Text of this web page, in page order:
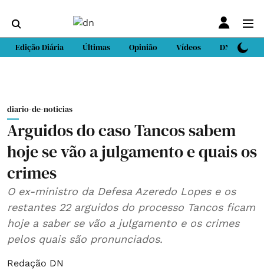
Edição Diária Últimas Opinião Vídeos DN Sport
diario-de-noticias
Arguidos do caso Tancos sabem
hoje se vão a julgamento e quais os
crimes
O ex-ministro da Defesa Azeredo Lopes e os
restantes 22 arguidos do processo Tancos ficam
hoje a saber se vão a julgamento e os crimes
pelos quais são pronunciados.
Redação DN